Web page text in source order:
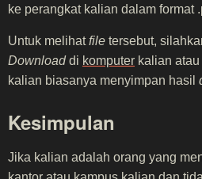
ke perangkat kalian dalam format
Untuk melihatfile tersebut,
Downloaddi komputer kalian
kalian biasanya menyimpan hasil
Kesimpulan
Jika kalian adalah orang yang